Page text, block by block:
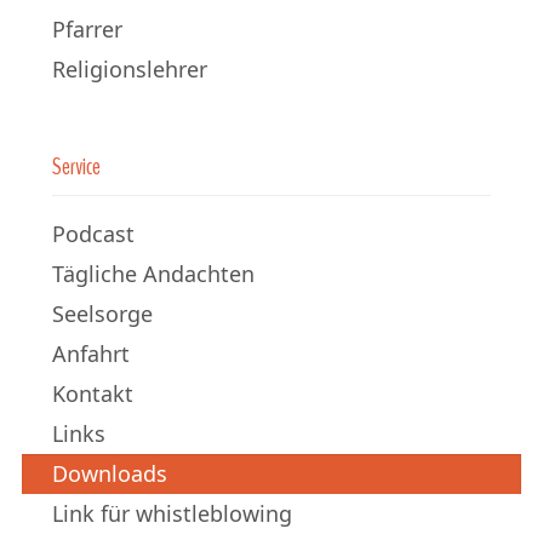
Pfarrer
Religionslehrer
Service
Podcast
Tägliche Andachten
Seelsorge
Anfahrt
Kontakt
Links
Downloads
Link für whistleblowing